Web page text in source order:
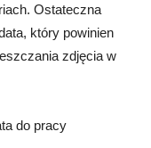
Ostateczna
który powinien
zdjęcia w
do pracy